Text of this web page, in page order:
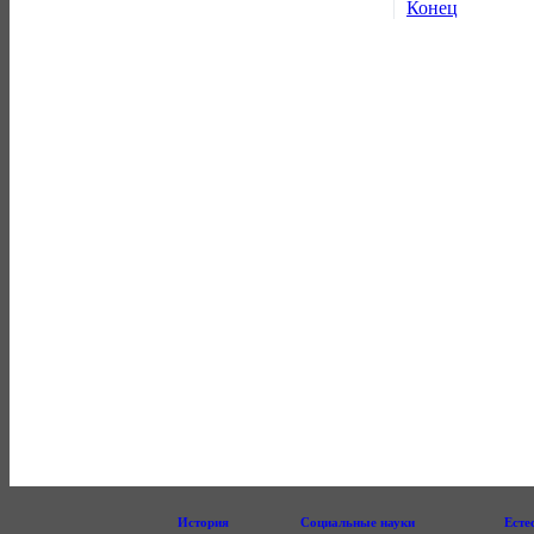
Конец
История Социальные науки